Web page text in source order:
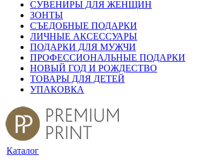
СУВЕНИРЫ ДЛЯ ЖЕНЩИН
ЗОНТЫ
СЪЕДОБНЫЕ ПОДАРКИ
ЛИЧНЫЕ АКСЕССУАРЫ
ПОДАРКИ ДЛЯ МУЖЧИ
ПРОФЕССИОНАЛЬНЫЕ ПОДАРКИ
НОВЫЙ ГОД И РОЖДЕСТВО
ТОВАРЫ ДЛЯ ДЕТЕЙ
УПАКОВКА
Каталог